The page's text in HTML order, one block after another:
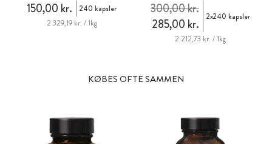
150,00 kr.
240 kapsler
2.329,19 kr. / 1kg
285,00 kr.
300,00 kr. 2x240 kapsler
2.212,73 kr. / 1kg
KØBES OFTE SAMMEN